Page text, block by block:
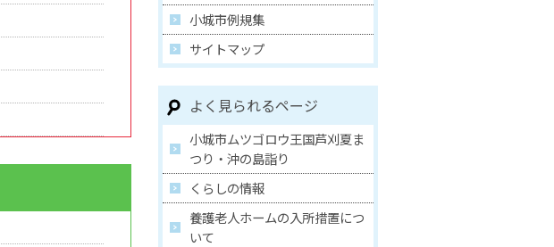
小城市例規集
サイトマップ
よく見られるページ
小城市ムツゴロウ王国芦刈夏ま
つり・沖の島詣り
くらしの情報
養護老人ホームの入所措置につ
いて